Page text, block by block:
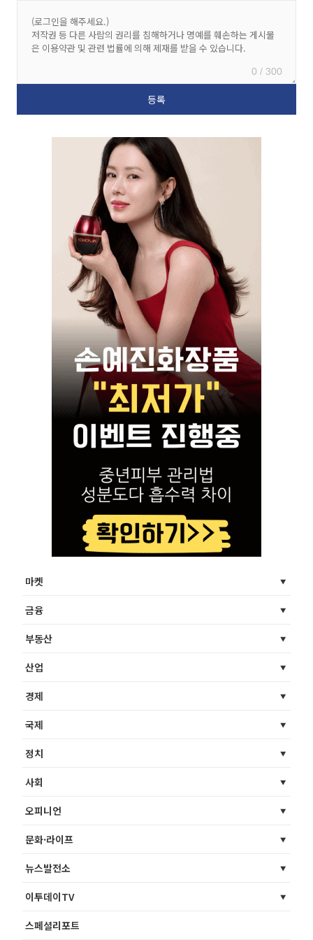
0 / 300
마켓
금융
부동산
산업
경제
국제
정치
사회
오피니언
문화·라이프
뉴스발전소
이투데이TV
스페셜리포트